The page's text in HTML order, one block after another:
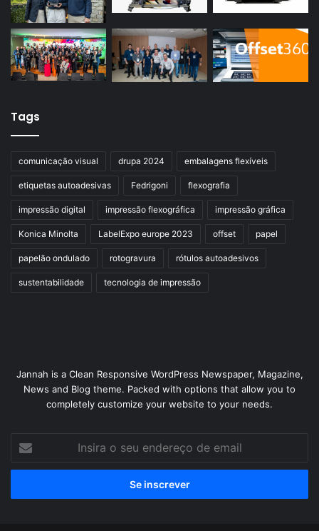
Tags
comunicação visual drupa 2024 embalagens flexíveis
etiquetas autoadesivas Fedrigoni flexografia
impressão digital impressão flexográfica impressão gráfica
Konica Minolta LabelExpo europe 2023 offset papel
papelão ondulado rotogravura rótulos autoadesivos
sustentabilidade tecnologia de impressão
Jannah is a Clean Responsive WordPress Newspaper, Magazine,
News and Blog theme. Packed with options that allow you to
completely customize your website to your needs.
seu
de